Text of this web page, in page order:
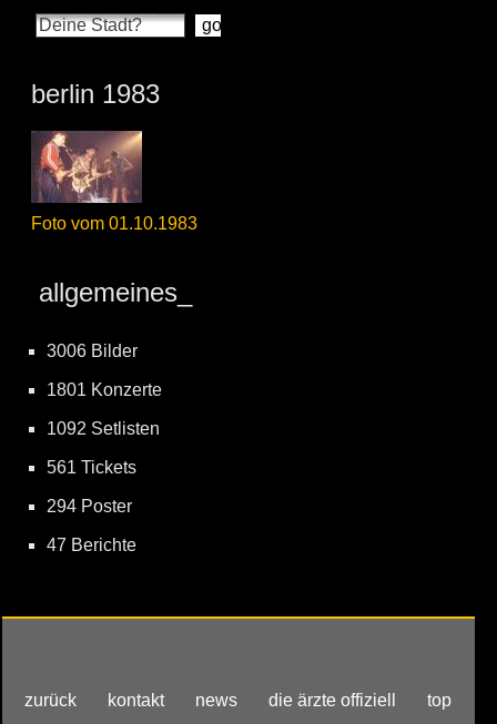
berlin 1983
Foto vom 01.10.1983
allgemeines_
3006 Bilder
1801 Konzerte
1092 Setlisten
561 Tickets
294 Poster
47 Berichte
zurück kontakt news die ärzte offiziell top